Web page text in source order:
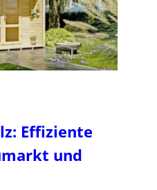
Effiziente
und